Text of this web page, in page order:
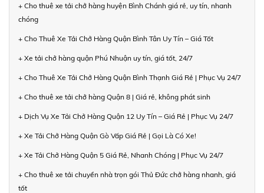
+ Cho thuê xe tải chở hàng huyện Bình Chánh giá rẻ, uy tín, nhanh
chóng
+ Cho Thuê Xe Tải Chở Hàng Quận Bình Tân Uy Tín – Giá Tốt
+ Xe tải chở hàng quận Phú Nhuận uy tín, giá tốt, 24/7
+ Cho Thuê Xe Tải Chở Hàng Quận Bình Thạnh Giá Rẻ | Phục Vụ 24/7
+ Cho thuê xe tải chở hàng Quận 8 | Giá rẻ, không phát sinh
+ Dịch Vụ Xe Tải Chở Hàng Quận 12 Uy Tín – Giá Rẻ | Phục Vụ 24/7
+ Xe Tải Chở Hàng Quận Gò Vấp Giá Rẻ | Gọi Là Có Xe!
+ Xe Tải Chở Hàng Quận 5 Giá Rẻ, Nhanh Chóng | Phục Vụ 24/7
+ Cho thuê xe tải chuyển nhà trọn gói Thủ Đức chở hàng nhanh, giá
tốt